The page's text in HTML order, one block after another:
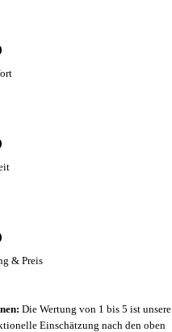
& Preis
Die Wertung von 1 bis 5 ist unsere
Einschätzung nach den oben